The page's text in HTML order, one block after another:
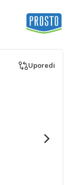
Uporedi